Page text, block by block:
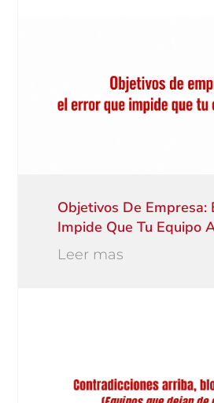
Objetivos De Empresa:
Impide Que Tu Equipo
Leer mas